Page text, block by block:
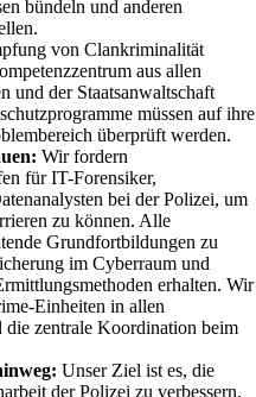
bündeln und anderen
von Clankriminalität
aus allen
und der Staatsanwaltschaft
müssen auf ihre
überprüft werden.
Wir fordern
für IT-Forensiker,
bei der Polizei, um
zu können. Alle
Grundfortbildungen zu
im Cyberraum und
erhalten. Wir
Einheiten in allen
zentrale Koordination beim
Unser Ziel ist es, die
der Polizei zu verbessern,